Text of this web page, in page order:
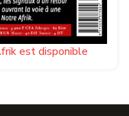
est disponible